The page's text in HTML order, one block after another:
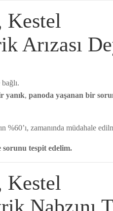
Kestel
Arızası
yanık, panoda yaşanan bir
%60’ı, zamanında müdahale
sorunu tespit edelim.
Kestel
Nabzını